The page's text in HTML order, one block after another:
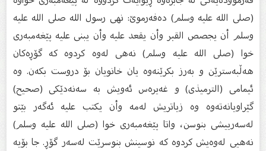
(صلى الله عليه وسلم) ده‌فه‌رموێ: نهى رسول الله صلى الله عليه
وسلم أن يجصص القبر وأن يقعد عليه وأن يبنى عليه پێغه‌مبه‌ری
خوا (صلى الله عليه وسلم) نه‌هی له‌وه‌ کردوه‌ که‌ گۆڕه‌کان
هه‌ڵبه‌سترێن و به‌رز بکرێنه‌وه‌ یان خانویان بۆ دروست بکه‌ن. وه‌
ئیمامی (الترمیذی) و غه‌یره‌س ئه‌ویش به‌ سه‌نه‌دێکی (صحیح)
گێراویانه‌ته‌وه‌ وه‌ زیاتریش له‌مه ‌وأن يكتب عليه ئه‌گه‌ر بێتو
له‌سه‌رییشی بنوسن، واتا پێغه‌مبه‌ری خوا (صلى الله عليه وسلم)
نه‌هیی له‌وه‌یش کردوه‌ که‌ نوسینش بنوسرێت له‌سه‌ر گۆڕ. جا بۆیه‌